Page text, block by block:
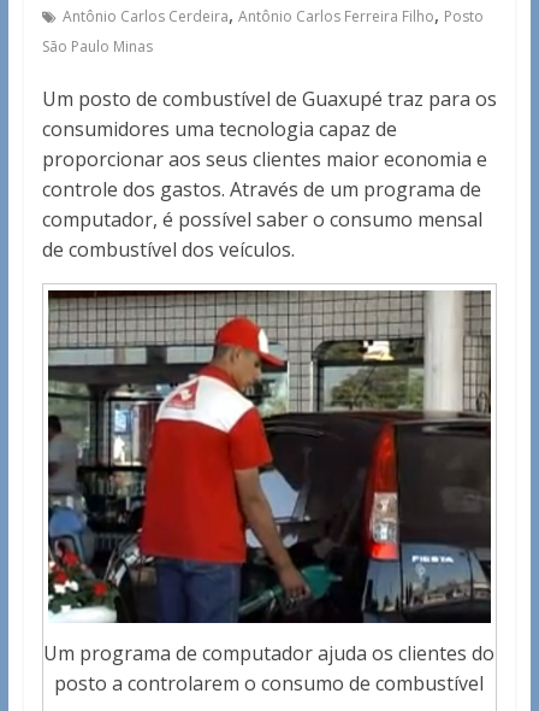
Antônio Carlos Cerdeira, Antônio Carlos Ferreira Filho, Posto
São Paulo Minas
Um posto de combustível de Guaxupé traz para os
consumidores uma tecnologia capaz de
proporcionar aos seus clientes maior economia e
controle dos gastos. Através de um programa de
computador, é possível saber o consumo mensal
de combustível dos veículos.
Um programa de computador ajuda os clientes do
posto a controlarem o consumo de combustível